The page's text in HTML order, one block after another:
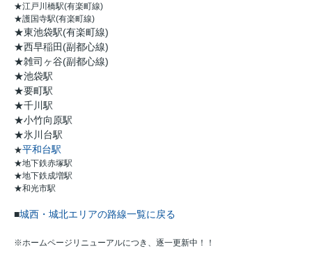
★江戸川橋駅(有楽町線)
★護国寺駅(有楽町線)
★東池袋駅(有楽町線)
★西早稲田(副都心線)
★雑司ヶ谷(副都心線)
★池袋駅
★要町駅
★千川駅
★小竹向原駅
★氷川台駅
★平和台駅
★地下鉄赤塚駅
★地下鉄成増駅
★和光市駅
■城西・城北エリアの路線一覧に戻る
※ホームページリニューアルにつき、逐一更新中！！